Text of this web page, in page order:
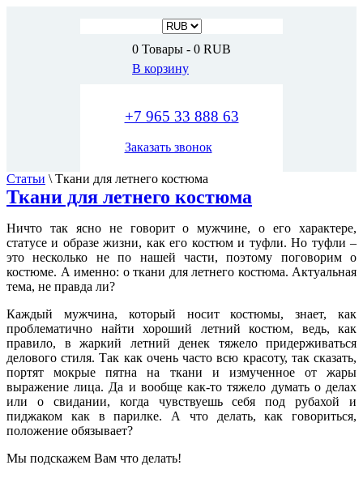
0 Товары - 0 RUB
В корзину
+7 965 33 888 63
Заказать звонок
Статьи \ Ткани для летнего костюма
Ткани для летнего костюма
Ничто так ясно не говорит о мужчине, о его характере,
статусе и образе жизни, как его костюм и туфли. Но туфли –
это несколько не по нашей части, поэтому поговорим о
костюме. А именно: о ткани для летнего костюма. Актуальная
тема, не правда ли?
Каждый мужчина, который носит костюмы, знает, как
проблематично найти хороший летний костюм, ведь, как
правило, в жаркий летний денек тяжело придерживаться
делового стиля. Так как очень часто всю красоту, так сказать,
портят мокрые пятна на ткани и измученное от жары
выражение лица. Да и вообще как-то тяжело думать о делах
или о свидании, когда чувствуешь себя под рубахой и
пиджаком как в парилке. А что делать, как говориться,
положение обязывает?
Мы подскажем Вам что делать!